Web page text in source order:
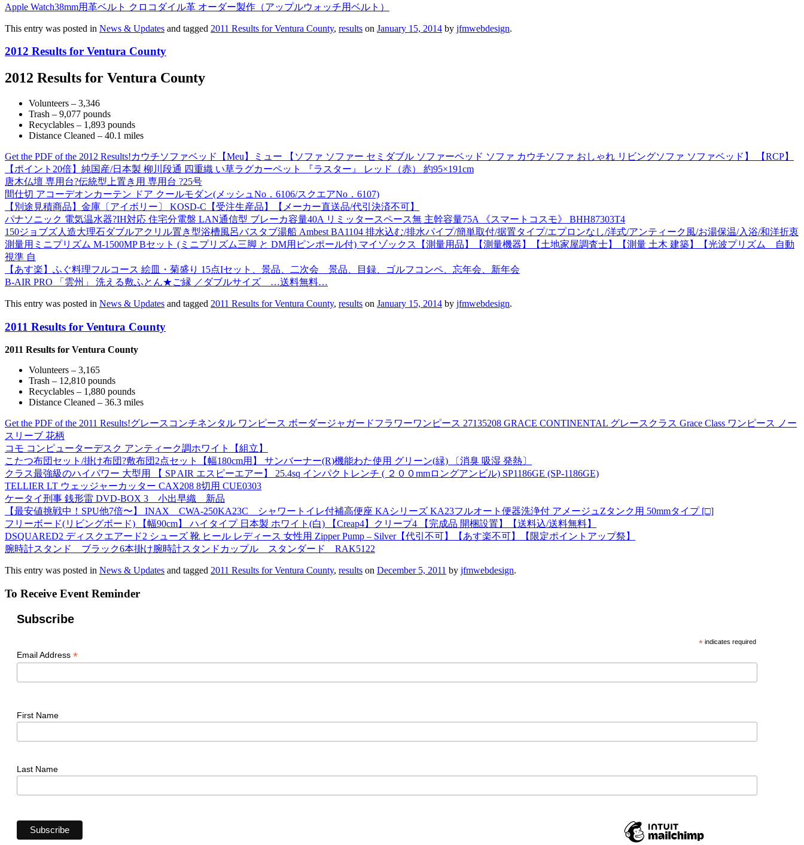
Apple Watch38mm用革ベルト クロコダイル革 オーダー製作（アップルウォッチ用ベルト）
This entry was posted in News & Updates and tagged 2011 Results for Ventura County, results on January 15, 2014 by jfmwebdesign.
2012 Results for Ventura County
2012 Results for Ventura County
Volunteers – 3,346
Trash – 9,077 pounds
Recyclables – 1,893 pounds
Distance Cleaned – 40.1 miles
Get the PDF of the 2012 Results!カウチソファベッド【Meu】ミュー 【ソファ ソファー セミダブル ソファーベッド ソファ カウチソファ おしゃれ リビングソファ ソファベッド】 【RCP】
【ポイント20倍】純国産/日本製 柳川段通 四重織 い草ラグカーペット 『ラスター』 レッド（赤） 約95×191cm
唐木仏壇 専用台?伝統型上置き用 専用台 ?25号
間仕切 アコーデオンカーテン ドア クールモダン(メッシュNo．6106/スクエアNo．6107)
【別途見積商品】金庫〔アイボリー〕 KOSD-C【受注生産品】【メーカー直送品/代引決済不可】
パナソニック 電気温水器?IH対応 住宅分電盤 LAN通信型 ブレーカ容量40A リミッタースペース無 主幹容量75A 《スマートコスモ》 BHH87303T4
150ジョブズ人造大理石ダブルアクリル置き型浴槽風呂バスタブ湯船 Ambest BA1104 排水込む/排水パイプ/簡単取付/据置タイプ/エプロンなし/洋式/アンティーク風/お湯保温/入浴/和洋折衷
測量用ミニプリズム M-1500MP Bセット (ミニプリズム三脚 と DM用ピンポール付) マイゾックス【測量用品】【測量機器】【土地家屋調査士】【測量 土木 建築】【光波プリズム 自動
視準 自
【あす楽】ふぐ料理フルコース 絵皿・菊盛り 15点Iセット、景品、二次会 景品、目録、ゴルフコンペ、忘年会、新年会
B-AIR PRO 「雲州」 洗える敷ふとん★ご縁 ／ダブルサイズ …送料無料…
This entry was posted in News & Updates and tagged 2011 Results for Ventura County, results on January 15, 2014 by jfmwebdesign.
2011 Results for Ventura County
2011 Results for Ventura County
Volunteers – 3,165
Trash – 12,810 pounds
Recyclables – 1,880 pounds
Distance Cleaned – 36.3 miles
Get the PDF of the 2011 Results!グレースコンチネンタル ワンピース ボーダージャガードフラワーワンピース 27135208 GRACE CONTINENTAL グレースクラス Grace Class ワンピース ノー
スリーブ 花柄
コモ コンピューターデスク アンティーク調ホワイト【組立】
こたつ布団セット/掛け布団?敷布団2点セット【幅180cm用】 サンバーナー(R)機能わた使用 グリーン(緑) 〔消臭 吸湿 発熱〕
クラス最強級のハイパワー 大型用 【 SP AIR エスピーエアー】 25.4sq インパクトレンチ ( ２００mmロングアンビル) SP1186GE (SP-1186GE)
TELLIER LT ウェッジャーカッター CAX208 8切用 CUE0303
ケータイ刑事 銭形雷 DVD-BOX 3 小出早織 新品
【最安値挑戦中！SPU他7倍〜】 INAX CWA-250KA23C シャワートイレ付補高便座 KAシリーズ KA23フルオート便器洗浄付 アメージュZタンク用 50mmタイプ [□]
フリーボード(リビングボード) 【幅90cm】 ハイタイプ 日本製 ホワイト(白) 【Creap4】クリープ4 【完成品 開梱設置】【送料込/送料無料】
DSQUARED2 ディスクエアード2 シューズ 靴 ヒール レディース 女性用 Zipper Pump – Silver【代引不可】【あす楽不可】【限定ポイントアップ祭】
腕時計スタンド ブラック6本掛け腕時計スタンドカップル スタンダード RAK5122
This entry was posted in News & Updates and tagged 2011 Results for Ventura County, results on December 5, 2011 by jfmwebdesign.
To Receive Event Reminder
Subscribe
* indicates required
Email Address *
First Name
Last Name